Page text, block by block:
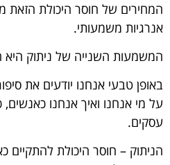
המחירים של חוסר היכולת הזאת
אנרגיות משמעותי.
המשמעות השנייה של ניתוק היא
באופן טבעי אנחנו יודעים את
על מי אנחנו ואיך אנחנו
עסקים.
הניתוק – חוסר היכולת להתקיים